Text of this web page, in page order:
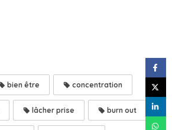
bien être concentration
lâcher prise burn out